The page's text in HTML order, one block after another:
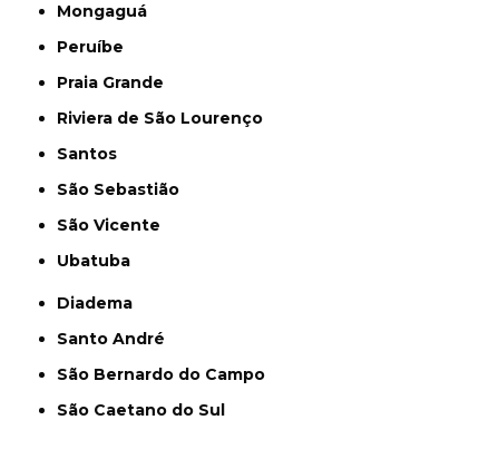
Mongaguá
Peruíbe
Praia Grande
Riviera de São Lourenço
Santos
São Sebastião
São Vicente
Ubatuba
Diadema
Santo André
São Bernardo do Campo
São Caetano do Sul